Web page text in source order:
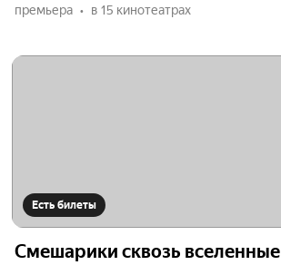
премьера в 15 кинотеатрах
Есть билеты
Смешарики сквозь вселенные